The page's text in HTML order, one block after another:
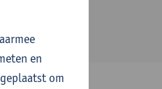
en
om